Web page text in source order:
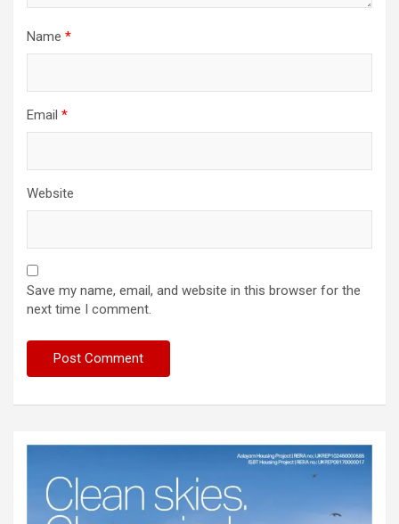
Name *
Email *
Website
Save my name, email, and website in this browser for the
next time I comment.